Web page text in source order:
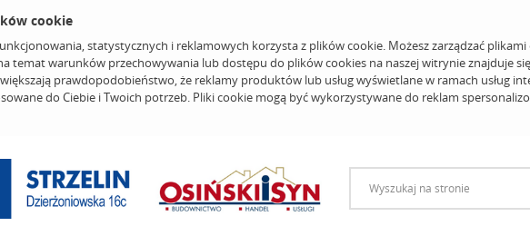
cookie
statystycznych i reklamowych korzysta z plików cookie. Możesz zarządzać
temat warunków przechowywania lub dostępu do plików cookies na naszej witrynie znajduje
prawdopodobieństwo, że reklamy produktów lub usług wyświetlane w ramach usług
do Ciebie i Twoich potrzeb. Pliki cookie mogą być wykorzystywane do reklam